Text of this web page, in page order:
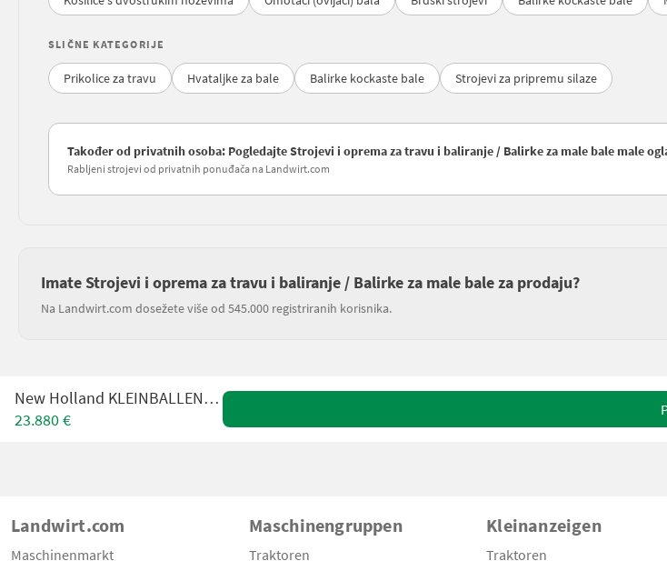
SLIČNE KATEGORIJE
Prikolice za travu Hvataljke za bale Balirke kockaste bale Strojevi za pripremu silaze
Također od privatnih osoba: Pogledajte Strojevi i oprema za travu i baliranje / Balirke za male bale male
Rabljeni strojevi od privatnih ponuđača na Landwirt.com
Imate Strojevi i oprema za travu i baliranje / Balirke za male bale za prodaju?
Na Landwirt.com dosežete više od 545.000 registriranih korisnika.
New Holland KLEINBALLEN - PRESSE
23.880 €
Landwirt.com
Maschinenmarkt
Maschinengruppen
Traktoren
Kleinanzeigen
Traktoren